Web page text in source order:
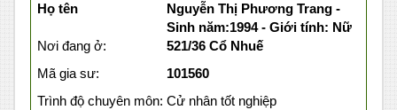
Họ tên
Nguyễn Thị Phương Trang -
Sinh năm:1994 - Giới tính: Nữ
Nơi đang ở:
521/36 Cổ Nhuế
Mã gia sư:
101560
Trình độ chuyên môn: Cử nhân tốt nghiệp